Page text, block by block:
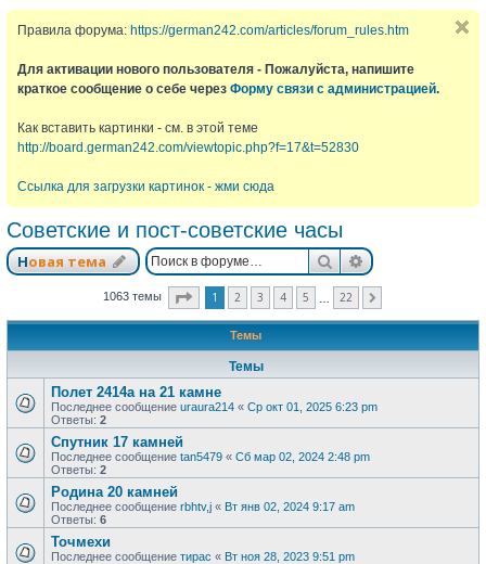
Правила форума: https://german242.com/articles/forum_rules.htm
Для активации нового пользователя - Пожалуйста, напишите
краткое сообщение о себе через Форму связи с администрацией.
Как вставить картинки - см. в этой теме
http://board.german242.com/viewtopic.php?f=17&t=52830
Ссылка для загрузки картинок - жми сюда
Советские и пост-советские часы
Новая тема ПоискРасширенный
1063 темы Страница из
1 2 3 4 5 22
Темы
Темы
Полет 2414а на 21 камне
Последнее сообщение uraura214 « Ср окт 01, 2025 6:23 pm
Ответы: 2
Спутник 17 камней
Последнее сообщение tan5479 « Сб мар 02, 2024 2:48 pm
Ответы: 2
Родина 20 камней
Последнее сообщение rbhtv,j « Вт янв 02, 2024 9:17 am
Ответы: 6
Точмехи
Последнее сообщение тирас « Вт ноя 28, 2023 9:51 pm